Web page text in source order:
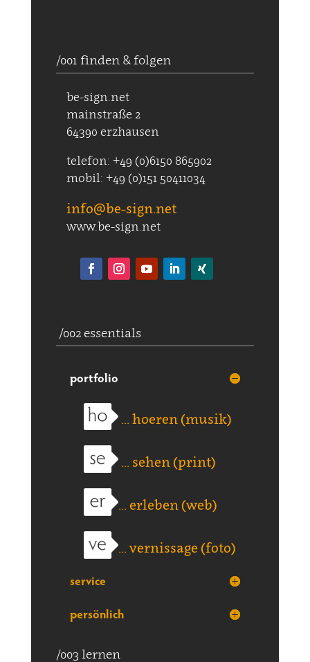
/001 finden & folgen
be-sign.net
mainstraße 2
64390 erzhausen
telefon: +49 (0)6150 865902
mobil: +49 (0)151 50411034
info@be-sign.net
www.be-sign.net
/002 essentials
portfolio
... hoeren (musik)
... sehen (print)
... erleben (web)
... vernissage (foto)
service
persönlich
/003 lernen